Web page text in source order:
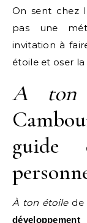
On sent chez
pas une
invitation à
étoile et oser la
A ton
guide
À ton étoilede